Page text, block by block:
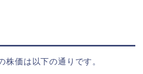
株価は以下の通りです。